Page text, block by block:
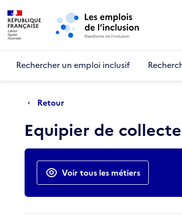
Aller au menu principal
Rechercher un emploi inclusif
Retour
Equipier de
Actions rapides
Voir tous les métiers